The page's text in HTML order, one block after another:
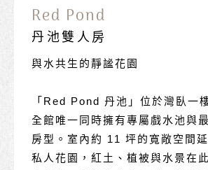
Red Pond
丹池雙人房
與水共生的靜謐花園
「Red Pond 丹池」位於灣臥一
全館唯一同時擁有專屬戲水池與
房型。室內約 11 坪的寬敞空間
私人花園，紅土、植被與水景在